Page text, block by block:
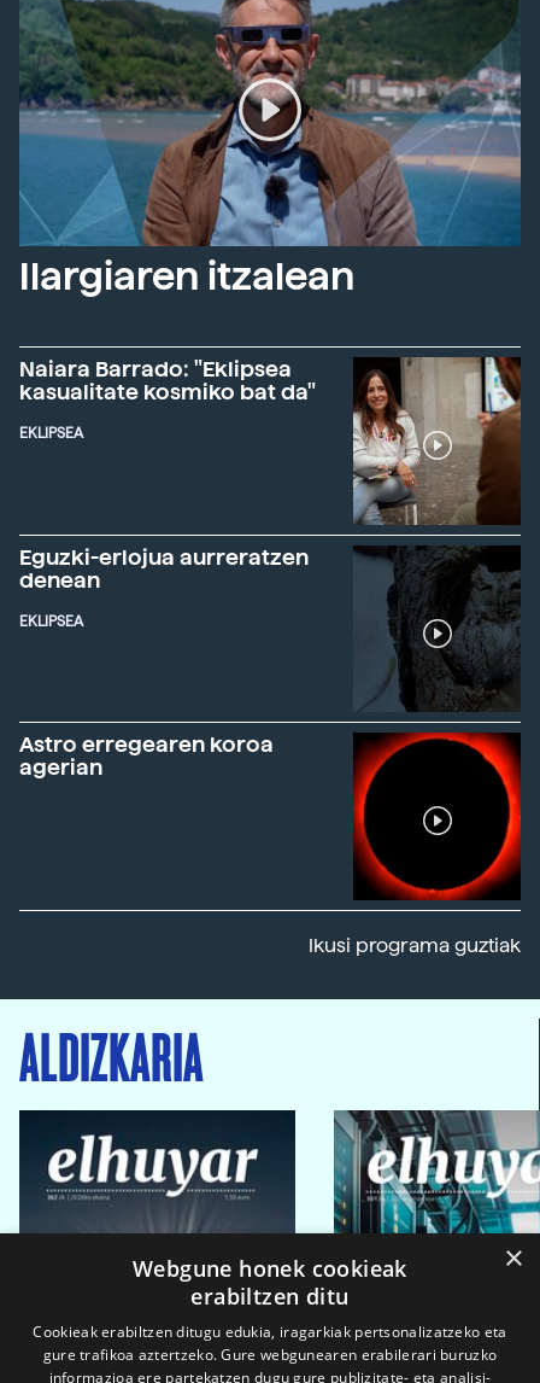
Ilargiaren itzalean
Naiara Barrado: "Eklipsea
kasualitate kosmiko bat da"
EKLIPSEA
Eguzki-erlojua aurreratzen
denean
EKLIPSEA
Astro erregearen koroa
agerian
Ikusi programa guztiak
ALDIZKARIA
×
Webgune honek cookieak
erabiltzen ditu
Cookieak erabiltzen ditugu edukia, iragarkiak pertsonalizatzeko eta
gure trafikoa aztertzeko. Gure webgunearen erabilerari buruzko
informazioa ere partekatzen dugu gure publizitate- eta analisi-